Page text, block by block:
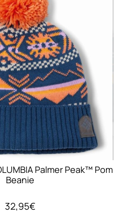
Palmer Peak™ Pom
Beanie
32,95€